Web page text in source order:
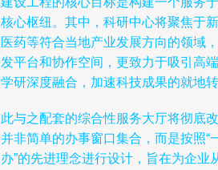
心枢纽。其中，科研中心将聚焦于
药等符合当地产业发展方向的领域
平台和协作空间，更致力于吸引高
研深度融合，加速科技成果的就地转
与之配套的综合性服务大厅将彻底
非简单的办事窗口集合，而是按照“
”的先进理念进行设计，旨在为企业